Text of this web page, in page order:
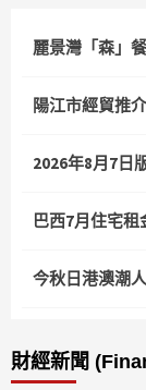
麗景灣「森」
陽江市經貿推
2026年8月7日
巴西7月住宅
今秋日港澳潮
財經新聞